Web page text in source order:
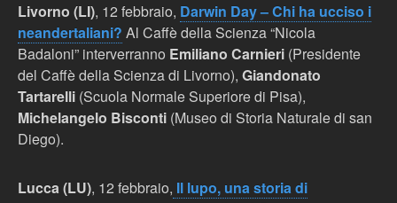
Livorno (LI), 12 febbraio, Darwin Day – Chi ha ucciso i
neandertaliani? Al Caffè della Scienza “Nicola
Badaloni” interverranno Emiliano Carnieri (Presidente
del Caffè della Scienza di Livorno), Giandonato
Tartarelli (Scuola Normale Superiore di Pisa),
Michelangelo Bisconti (Museo di Storia Naturale di san
Diego).
Lucca (LU), 12 febbraio, Il lupo, una storia di